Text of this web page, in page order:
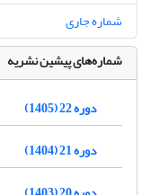
شماره جاری
شماره‌های پیشین نشریه
دوره 22 (1405)
دوره 21 (1404)